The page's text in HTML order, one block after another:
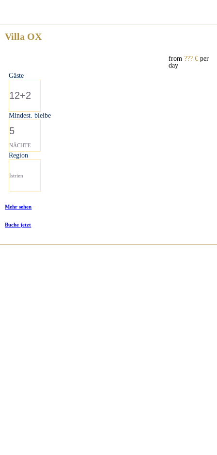
Villa OX
from ??? €per
day
Gäste
12+2
Mindest. bleibe
5
NÄCHTE
Region
Istrien
Mehr sehen
Buche jetzt